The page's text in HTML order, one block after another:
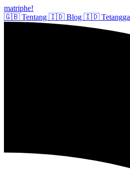
matriphe!
🇬🇧 Tentang 🇮🇩 Blog 🇮🇩 Tetangga